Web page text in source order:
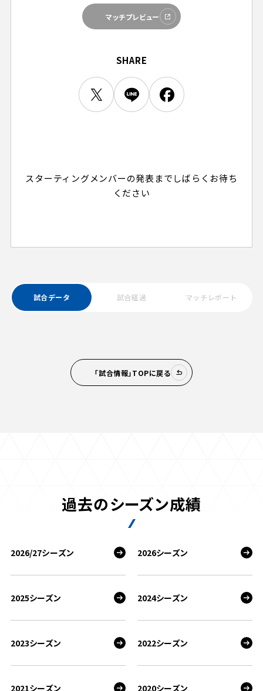
マッチプレビュー
SHARE
スターティングメンバーの発表までしばらくお待ち
ください
試合データ 試合経過 マッチレポート
「試合情報」TOPに戻る
過去のシーズン成績
2026/27シーズン 2026シーズン
2025シーズン 2024シーズン
2023シーズン 2022シーズン
2021シーズン 2020シーズン